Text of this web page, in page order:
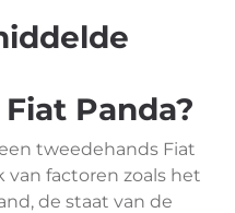
Panda?
tweedehands Fiat
van factoren zoals het
de staat van de